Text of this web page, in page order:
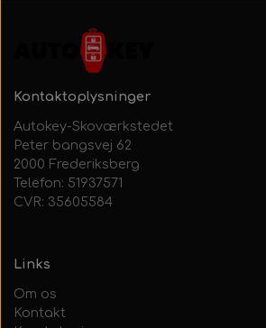
Kontaktoplysninger
Autokey-Skoværkstedet
Peter bangsvej 62
2000 Frederiksberg
Telefon: 51937571
CVR: 35605584
Links
Om os
Kontakt